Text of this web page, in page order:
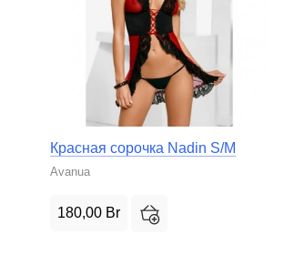
Красная сорочка Nadin S/M
Avanua
180,00 Br